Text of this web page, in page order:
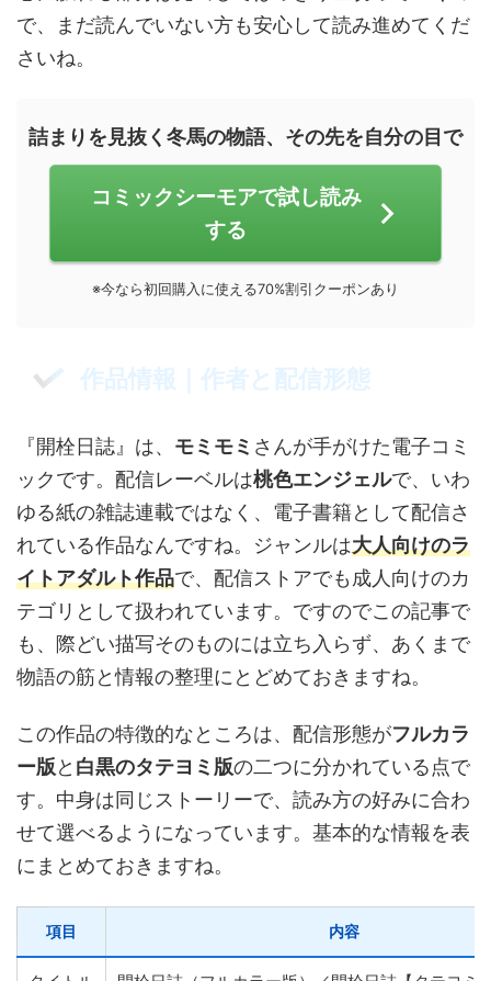
で、まだ読んでいない方も安心して読み進めてくだ
さいね。
詰まりを見抜く冬馬の物語、その先を自分の目で
コミックシーモアで試し読み
する
※今なら初回購入に使える70%割引クーポンあり
作品情報｜作者と配信形態
『開栓日誌』は、 モミモミ さんが手がけた電子コミ
ックです。配信レーベルは桃色エンジェルで、いわ
ゆる紙の雑誌連載ではなく、電子書籍として配信さ
れている作品なんですね。ジャンルは大人向けのラ
イトアダルト作品で、配信ストアでも成人向けのカ
テゴリとして扱われています。ですのでこの記事で
も、際どい描写そのものには立ち入らず、あくまで
物語の筋と情報の整理にとどめておきますね。
この作品の特徴的なところは、配信形態がフルカラ
ー版と 白黒のタテヨミ版の二つに分かれている点で
す。中身は同じストーリーで、読み方の好みに合わ
せて選べるようになっています。基本的な情報を表
にまとめておきますね。
項目 内容